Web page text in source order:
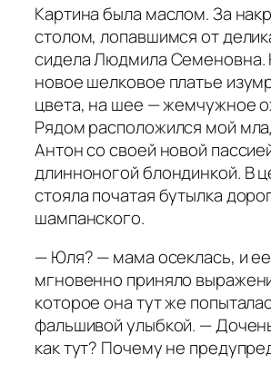
Картина была маслом. За
столом, лопавшимся от
сидела Людмила Семеновна.
новое шелковое платье
цвета, на шее — жемчужное
Рядом расположился мой
Антон со своей новой
длинноногой блондинкой. В
стояла початая бутылка
шампанского.
— Юля? — мама осеклась, и
мгновенно приняло
которое она тут же
фальшивой улыбкой. —
как тут? Почему не